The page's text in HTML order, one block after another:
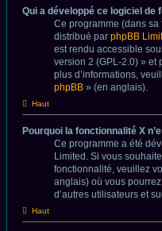
Qui a développé ce logiciel de
Ce programme (dans
distribué par phpBB
est rendu accessible
version 2 (GPL-2.0) » et
plus d’informations,
phpBB » (en anglais).
Haut
Pourquoi la fonctionnalité X
Ce programme a été
Limited. Si vous
fonctionnalité, veuillez
anglais) où vous
d’autres utilisateurs et
Haut